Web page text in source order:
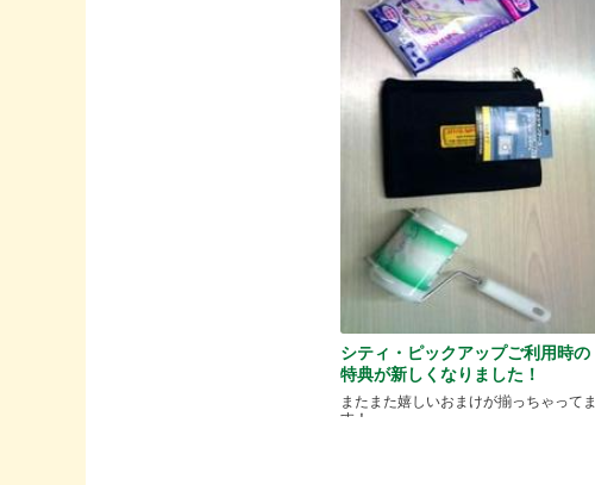
シティ・ピックアップご利用時の
特典が新しくなりました！
またまた嬉しいおまけが揃っちゃってま
す！